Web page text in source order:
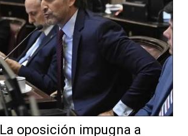
La oposición impugna a